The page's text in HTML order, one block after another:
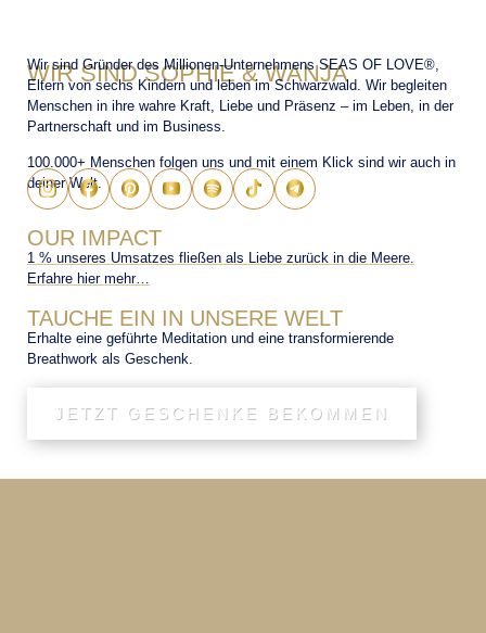
WIR SIND SOPHIE & WANJA
Wir sind Gründer des Millionen-Unternehmens SEAS OF LOVE®,
Eltern von sechs Kindern und leben im Schwarzwald. Wir begleiten
Menschen in ihre wahre Kraft, Liebe und Präsenz – im Leben, in der
Partnerschaft und im Business.
100.000+ Menschen folgen uns und mit einem Klick sind wir auch in
deiner Welt.
OUR IMPACT
1 % unseres Umsatzes fließen als Liebe zurück in die Meere.
Erfahre hier mehr…
TAUCHE EIN IN UNSERE WELT
Erhalte eine geführte Meditation und eine transformierende
Breathwork als Geschenk.
JETZT GESCHENKE BEKOMMEN